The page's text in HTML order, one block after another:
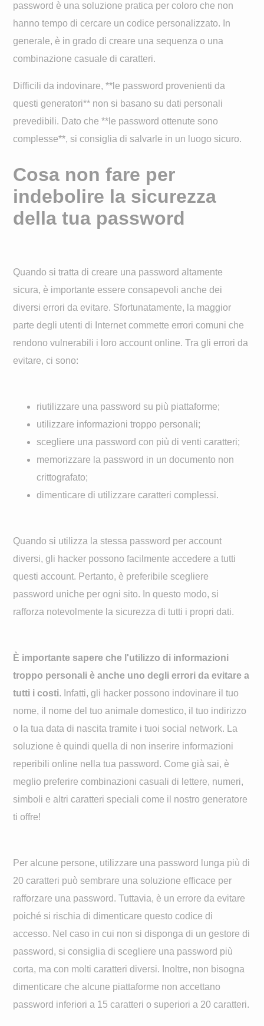
password è una soluzione pratica per coloro che non
hanno tempo di cercare un codice personalizzato. In
generale, è in grado di creare una sequenza o una
combinazione casuale di caratteri.
Difficili da indovinare, **le password provenienti da
questi generatori** non si basano su dati personali
prevedibili. Dato che **le password ottenute sono
complesse**, si consiglia di salvarle in un luogo sicuro.
Cosa non fare per
indebolire la sicurezza
della tua password
Quando si tratta di creare una password altamente
sicura, è importante essere consapevoli anche dei
diversi errori da evitare. Sfortunatamente, la maggior
parte degli utenti di Internet commette errori comuni che
rendono vulnerabili i loro account online. Tra gli errori da
evitare, ci sono:
riutilizzare una password su più piattaforme;
utilizzare informazioni troppo personali;
scegliere una password con più di venti caratteri;
memorizzare la password in un documento non
crittografato;
dimenticare di utilizzare caratteri complessi.
Quando si utilizza la stessa password per account
diversi, gli hacker possono facilmente accedere a tutti
questi account. Pertanto, è preferibile scegliere
password uniche per ogni sito. In questo modo, si
rafforza notevolmente la sicurezza di tutti i propri dati.
È importante sapere che l'utilizzo di informazioni
troppo personali è anche uno degli errori da evitare a
tutti i costi. Infatti, gli hacker possono indovinare il tuo
nome, il nome del tuo animale domestico, il tuo indirizzo
o la tua data di nascita tramite i tuoi social network. La
soluzione è quindi quella di non inserire informazioni
reperibili online nella tua password. Come già sai, è
meglio preferire combinazioni casuali di lettere, numeri,
simboli e altri caratteri speciali come il nostro generatore
ti offre!
Per alcune persone, utilizzare una password lunga più di
20 caratteri può sembrare una soluzione efficace per
rafforzare una password. Tuttavia, è un errore da evitare
poiché si rischia di dimenticare questo codice di
accesso. Nel caso in cui non si disponga di un gestore di
password, si consiglia di scegliere una password più
corta, ma con molti caratteri diversi. Inoltre, non bisogna
dimenticare che alcune piattaforme non accettano
password inferiori a 15 caratteri o superiori a 20 caratteri.